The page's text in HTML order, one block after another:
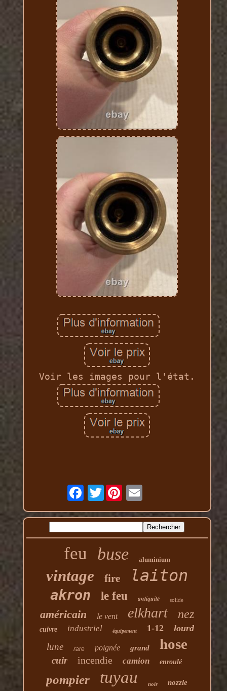
Voir les images pour l'état.
Twitter
feu buse aluminium
vintage fire laiton
akron le feu antiquité solide
américain le vent elkhart nez
cuivre industriel équipement 1-12 lourd
lune rare poignée grand hose
cuir incendie camion enroulé
pompier tuyau noir nozzle